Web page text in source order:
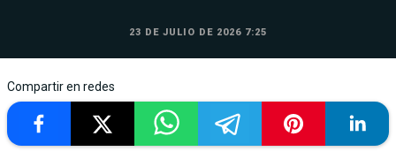
23 DE JULIO DE 2026 7:25
Compartir en redes